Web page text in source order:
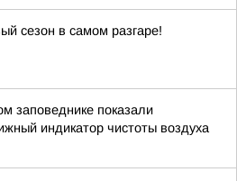
сезон в самом разгаре!
заповеднике показали
индикатор чистоты воздуха